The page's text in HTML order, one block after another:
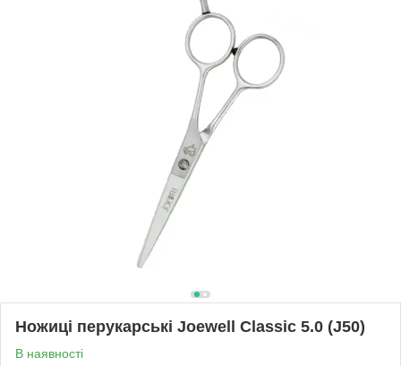
Ножиці перукарські Joewell Classic 5.0 (J50)
В наявності